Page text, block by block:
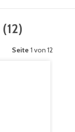
(12)
Seite 1 von 12